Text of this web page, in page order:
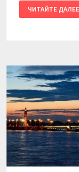
2016
/
КАЛИНИНГРАД
ЧИТАЙТЕ ДАЛЕЕ